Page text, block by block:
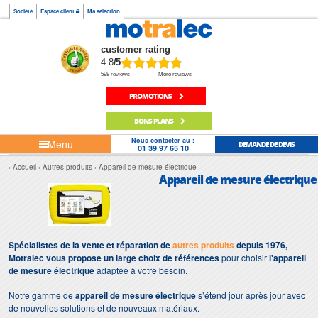
Société Espace client Ma sélection
customer rating
4.8/5
598 reviews More reviews
PROMOTIONS
BONS PLANS
Menu Nous contacter au :
01 39 97 65 10 DEMANDE DE DEVIS
Accueil Autres produits Appareil de mesure électrique
Appareil de mesure électrique
Spécialistes de la vente et réparation deautres produits depuis 1976,
Motralec vous propose un large choix de référencespour choisirl'appareil
de mesure électriqueadaptée à votre besoin.
Notre gamme deappareil de mesure électriques’étend jour après jour avec
de nouvelles solutions et de nouveaux matériaux.